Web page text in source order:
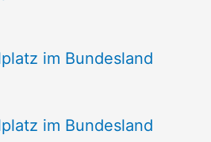
im Bundesland
im Bundesland